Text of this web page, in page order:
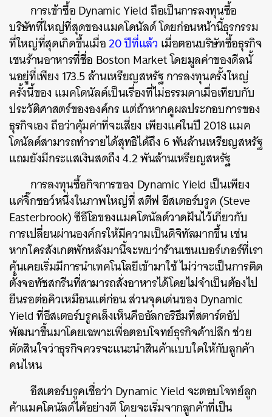
การเข้าซื้อ Dynamic Yield ถือเป็นการลงทุนซื้อ
บริษัทที่ใหญ่ที่สุดของแมคโดนัลด์ โดยก่อนหน้านี้ธุรกรรม
ที่ใหญ่ที่สุดเกิดขึ้นเมื่อ20 ปีที่แล้ว เมื่อตอนบริษัทซื้อธุรกิจ
เชนร้านอาหารที่ชื่อ Boston Market โดยมูลค่าของดีลนั้
นอยู่ที่เพียง 173.5 ล้านเหรียญสหรัฐ การลงทุนครั้งใหญ่
ครั้งนี้ของ แมคโดนัลด์เป็นเรื่องที่ไม่ธรรมดาเมื่อเทียบกับ
ประวัติศาสตร์ขององค์กร แต่ถ้าหากดูผลประกอบการของ
ธุรกิจเอง ถือว่าคุ้มค่าที่จะเสี่ยง เพียงแค่ในปี 2018 แมค
โดนัลด์สามารถทำรายได้สุทธิได้ถึง 6 พันล้านเหรียญสหรัฐ
แถมยังมีกระแสเงินสดถึง 4.2 พันล้านเหรียญสหรัฐ
การลงทุนซื้อกิจการของ Dynamic Yield เป็นเพียง
แค่จิ๊กซอว์หนึ่งในภาพใหญ่ที่ สตีฟ อีสเตอร์บรูค (Steve
Easterbrook) ซีอีโอของแมคโดนัลด์วาดฝันไว้เกี่ยวกับ
การเปลี่ยนผ่านองค์กรให้มีความเป็นดิจิทัลมากขึ้น เช่น
หากใครสังเกตพักหลังมานี้จะพบว่าร้านเชนเบอร์เกอร์ที่เรา
คุ้นเคยเริ่มมีการนำเทคโนโลยีเข้ามาใช้ ไม่ว่าจะเป็นการติด
ตั้งจอทัชสกรีนที่สามารถสั่งอาหารได้โดยไม่จำเป็นต้องไป
ยืนรอต่อคิวเหมือนแต่ก่อน ส่วนจุดเด่นของ Dynamic
Yield ที่อีสเตอร์บรูคเล็งเห็นคืออัลกอริธึมที่สตาร์ตอัป
พัฒนาขึ้นมาโดยเฉพาะเพื่อตอบโจทย์ธุรกิจค้าปลีก ช่วย
ตัดสินใจว่าธุรกิจควรจะแนะนำสินค้าแบบใดให้กับลูกค้า
คนไหน
อีสเตอร์บรูคเชื่อว่า Dynamic Yield จะตอบโจทย์ลูก
ค้าแมคโดนัลด์ได้อย่างดี โดยจะเริ่มจากลูกค้าที่เป็น